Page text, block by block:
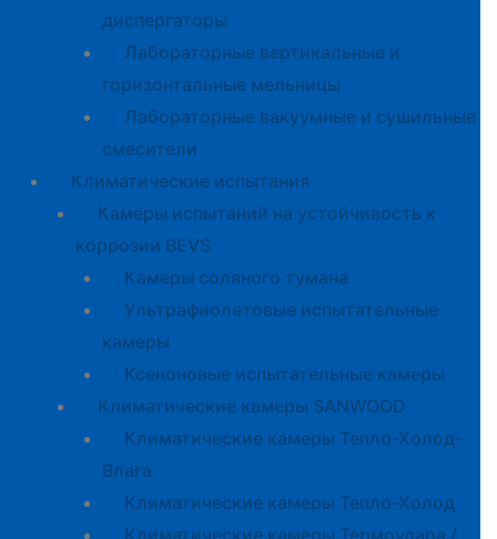
диспергаторы
Лабораторные вертикальные и
горизонтальные мельницы
Лабораторные вакуумные и сушильные
смесители
Климатические испытания
Камеры испытаний на устойчивость к
коррозии BEVS
Камеры соляного тумана
Ультрафиолетовые испытательные
камеры
Ксеноновые испытательные камеры
Климатические камеры SANWOOD
Климатические камеры Тепло-Холод-
Влага
Климатические камеры Тепло-Холод
Климатические камеры Термоудара /